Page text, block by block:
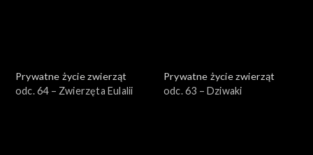
Prywatne życie zwierząt
odc. 64 – Zwierzęta Eulalii
Prywatne życie zwierząt
odc. 63 – Dziwaki